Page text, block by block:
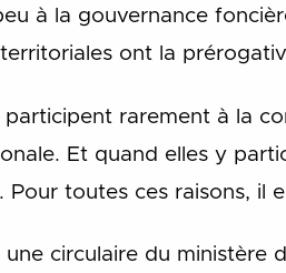
à la gouvernance
ont la
participent rarement à la
Et quand elles y
Pour toutes ces raisons, il
une circulaire du